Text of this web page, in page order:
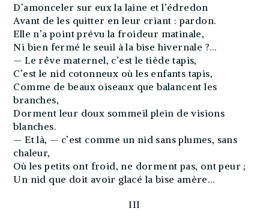
D’amonceler sur eux la laine et l’édredon
Avant de les quitter en leur criant : pardon.
Elle n’a point prévu la froideur matinale,
Ni bien fermé le seuil à la bise hivernale ?…
— Le rêve maternel, c’est le tiède tapis,
C’est le nid cotonneux où les enfants tapis,
Comme de beaux oiseaux que balancent les
branches,
Dorment leur doux sommeil plein de visions
blanches.
— Et là, — c’est comme un nid sans plumes, sans
chaleur,
Où les petits ont froid, ne dorment pas, ont peur ;
Un nid que doit avoir glacé la bise amère…
III